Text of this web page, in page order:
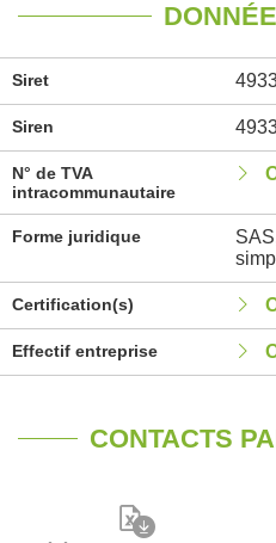
Siret
Siren
N° de TVA
intracommunautaire
Forme juridique
Certification(s)
Effectif entreprise
CONTACTS